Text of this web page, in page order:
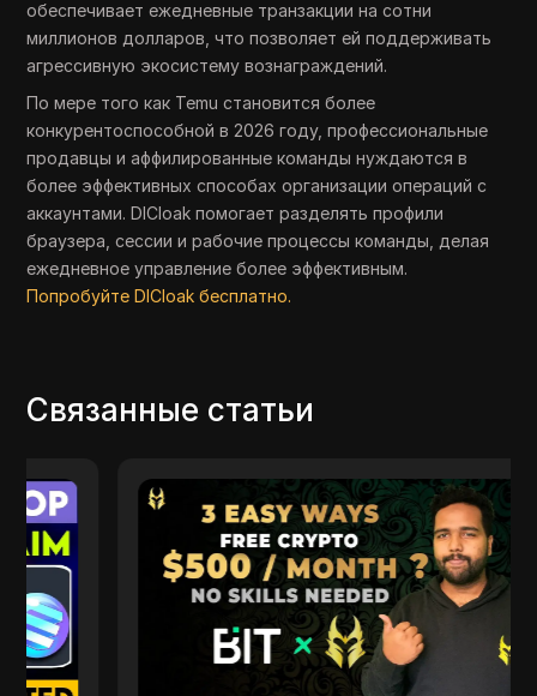
обеспечивает ежедневные транзакции на сотни
миллионов долларов, что позволяет ей поддерживать
агрессивную экосистему вознаграждений.
По мере того как Temu становится более
конкурентоспособной в 2026 году, профессиональные
продавцы и аффилированные команды нуждаются в
более эффективных способах организации операций с
аккаунтами. DICloak помогает разделять профили
браузера, сессии и рабочие процессы команды, делая
ежедневное управление более эффективным.
Попробуйте DICloak бесплатно.
Связанные статьи